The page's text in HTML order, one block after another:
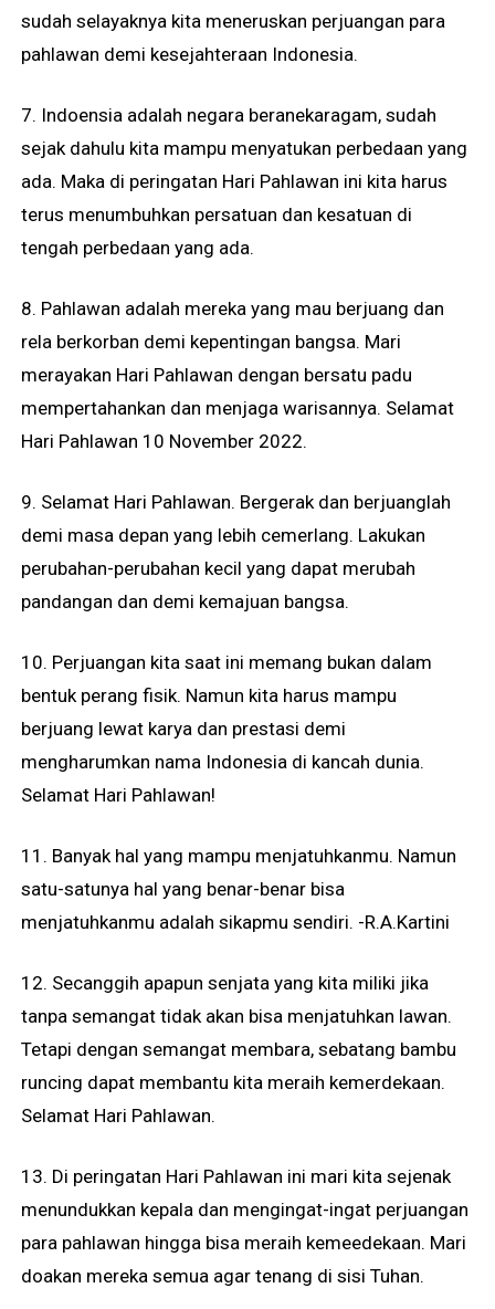
sudah selayaknya kita meneruskan perjuangan para
pahlawan demi kesejahteraan Indonesia.
7. Indoensia adalah negara beranekaragam, sudah
sejak dahulu kita mampu menyatukan perbedaan yang
ada. Maka di peringatan Hari Pahlawan ini kita harus
terus menumbuhkan persatuan dan kesatuan di
tengah perbedaan yang ada.
8. Pahlawan adalah mereka yang mau berjuang dan
rela berkorban demi kepentingan bangsa. Mari
merayakan Hari Pahlawan dengan bersatu padu
mempertahankan dan menjaga warisannya. Selamat
Hari Pahlawan 10 November 2022.
9. Selamat Hari Pahlawan. Bergerak dan berjuanglah
demi masa depan yang lebih cemerlang. Lakukan
perubahan-perubahan kecil yang dapat merubah
pandangan dan demi kemajuan bangsa.
10. Perjuangan kita saat ini memang bukan dalam
bentuk perang fisik. Namun kita harus mampu
berjuang lewat karya dan prestasi demi
mengharumkan nama Indonesia di kancah dunia.
Selamat Hari Pahlawan!
11. Banyak hal yang mampu menjatuhkanmu. Namun
satu-satunya hal yang benar-benar bisa
menjatuhkanmu adalah sikapmu sendiri. -R.A.Kartini
12. Secanggih apapun senjata yang kita miliki jika
tanpa semangat tidak akan bisa menjatuhkan lawan.
Tetapi dengan semangat membara, sebatang bambu
runcing dapat membantu kita meraih kemerdekaan.
Selamat Hari Pahlawan.
13. Di peringatan Hari Pahlawan ini mari kita sejenak
menundukkan kepala dan mengingat-ingat perjuangan
para pahlawan hingga bisa meraih kemeedekaan. Mari
doakan mereka semua agar tenang di sisi Tuhan.